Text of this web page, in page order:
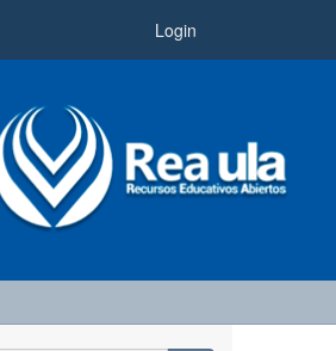
Login